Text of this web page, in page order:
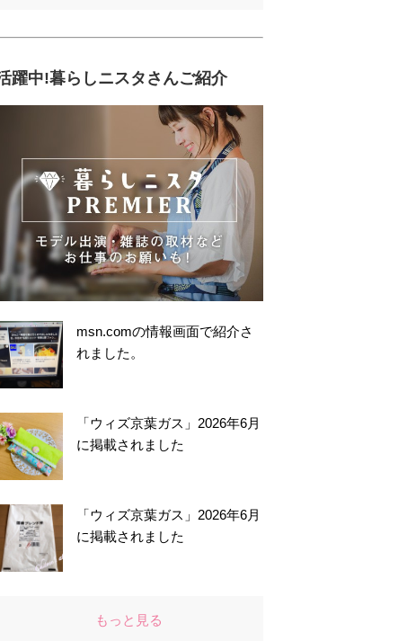
躍中!暮らしニスタさんご紹介
msn.comの情報画面で紹介さ
れました。
「ウィズ京葉ガス」2026年6月
に掲載されました
「ウィズ京葉ガス」2026年6月
に掲載されました
もっと見る